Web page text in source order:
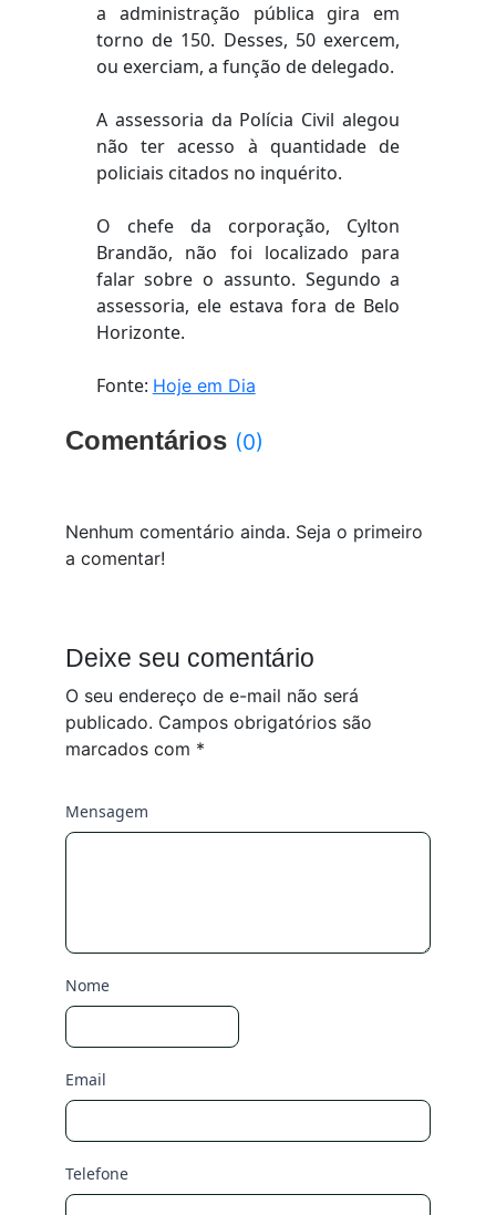
a administração pública gira em
torno de 150. Desses, 50 exercem,
ou exerciam, a função de delegado.
A assessoria da Polícia Civil alegou
não ter acesso à quantidade de
policiais citados no inquérito.
O chefe da corporação, Cylton
Brandão, não foi localizado para
falar sobre o assunto. Segundo a
assessoria, ele estava fora de Belo
Horizonte.
Fonte: Hoje em Dia
Comentários (0)
Nenhum comentário ainda. Seja o primeiro
a comentar!
Deixe seu comentário
O seu endereço de e-mail não será
publicado. Campos obrigatórios são
marcados com *
Mensagem
Nome
Email
Telefone